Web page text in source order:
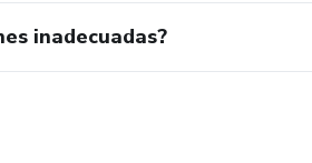
inadecuadas?